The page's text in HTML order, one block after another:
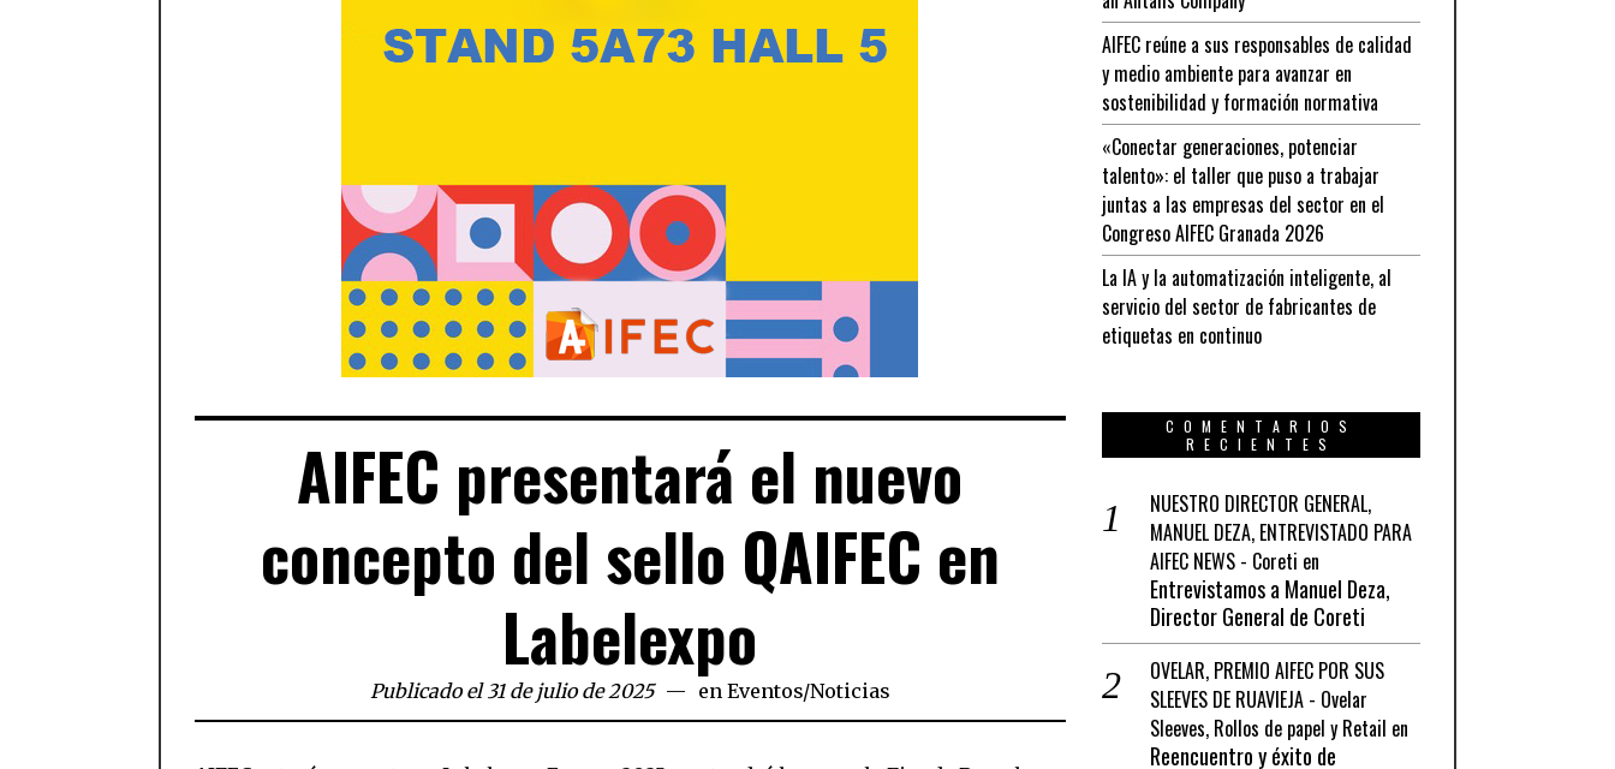
AIFEC presentará el nuevo
concepto del sello QAIFEC en
Labelexpo
Publicado el 31 de julio de 2025 en Eventos/Noticias
AIFEC reúne a sus responsables de calidad
y medio ambiente para avanzar en
sostenibilidad y formación normativa
«Conectar generaciones, potenciar
talento»: el taller que puso a trabajar
juntas a las empresas del sector en el
Congreso AIFEC Granada 2026
La IA y la automatización inteligente, al
servicio del sector de fabricantes de
etiquetas en continuo
COMENTARIOS
RECIENTES
NUESTRO DIRECTOR GENERAL,
MANUEL DEZA, ENTREVISTADO PARA
AIFEC NEWS - Coreti en
Entrevistamos a Manuel Deza,
Director General de Coreti
OVELAR, PREMIO AIFEC POR SUS
SLEEVES DE RUAVIEJA - Ovelar
Sleeves, Rollos de papel y Retail en
Reencuentro y éxito de